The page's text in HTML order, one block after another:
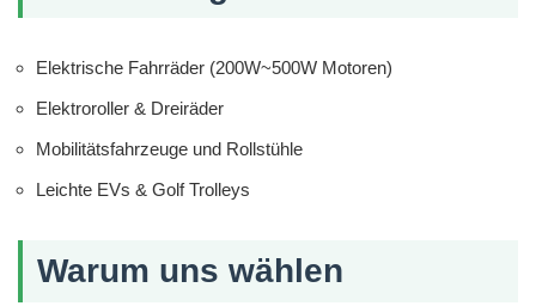
Elektrische Fahrräder (200W~500W Motoren)
Elektroroller & Dreiräder
Mobilitätsfahrzeuge und Rollstühle
Leichte EVs & Golf Trolleys
Warum uns wählen